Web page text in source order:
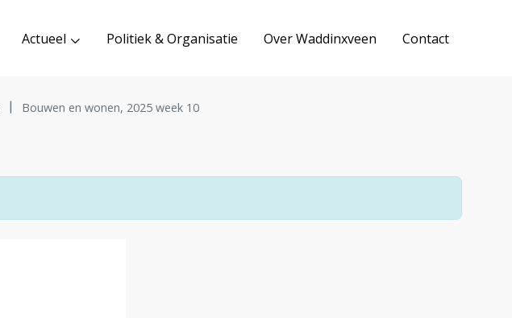
Actueel Politiek & Organisatie Over Waddinxveen Contact
Bouwen en wonen, 2025 week 10